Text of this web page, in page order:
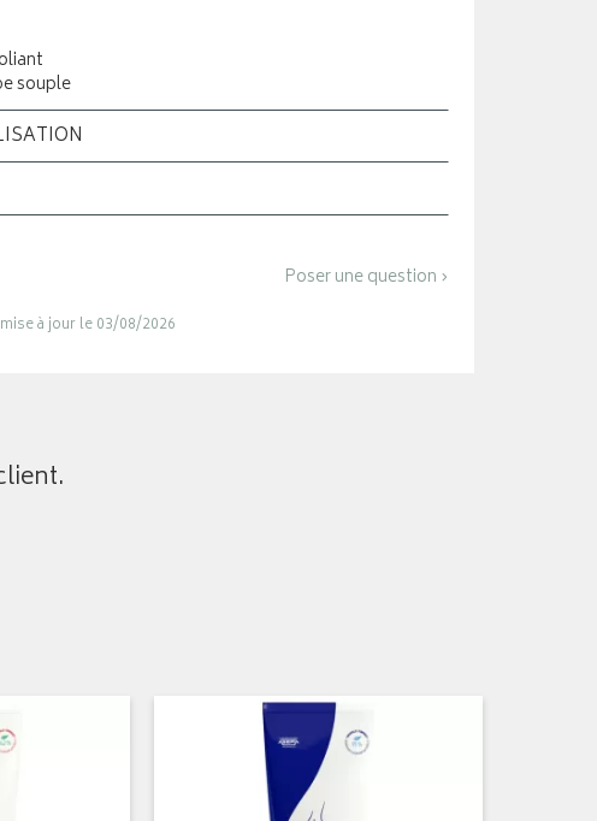
souple
Poser une question ›
à jour le 03/08/2026